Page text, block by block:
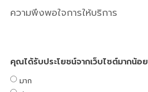
ความพึงพอใจการให้บริการ
คุณได้รับประโยชน์จากเว็บไซต์มากน้อ
มาก